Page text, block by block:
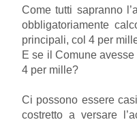
Come tutti sapranno
obbligatoriamente
principali, col 4 per
E se il Comune
4 per mille?
Ci possono essere
costretto a versare